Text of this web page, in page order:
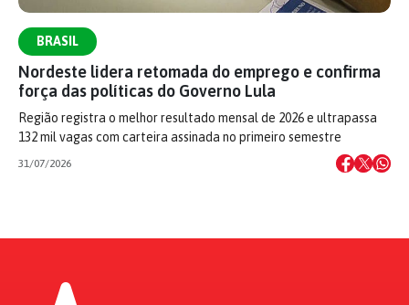
BRASIL
Nordeste lidera retomada do emprego e confirma
força das políticas do Governo Lula
Região registra o melhor resultado mensal de 2026 e ultrapassa
132 mil vagas com carteira assinada no primeiro semestre
31/07/2026